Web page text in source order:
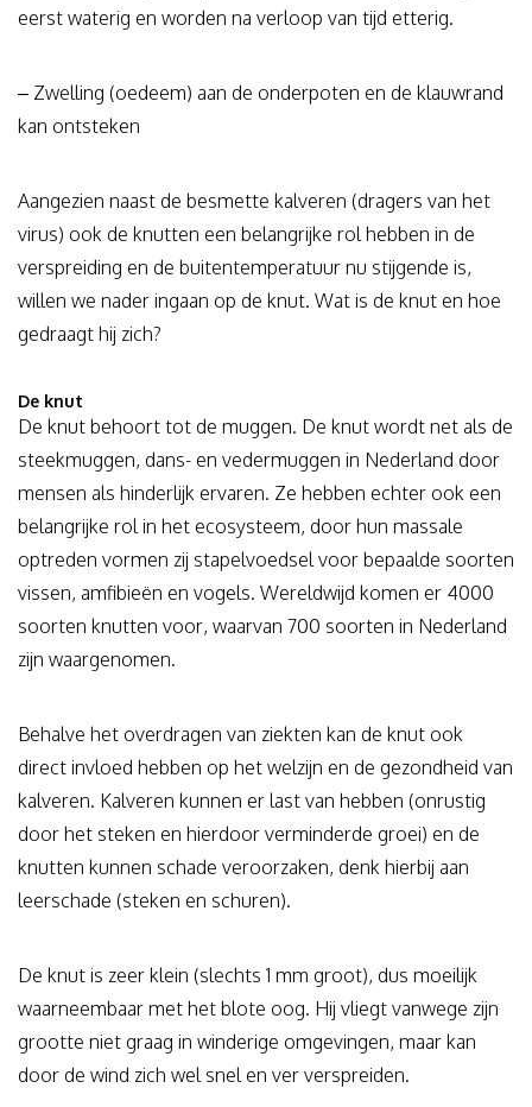
eerst waterig en worden na verloop van tijd etterig.
– Zwelling (oedeem) aan de onderpoten en de klauwrand
kan ontsteken
Aangezien naast de besmette kalveren (dragers van het
virus) ook de knutten een belangrijke rol hebben in de
verspreiding en de buitentemperatuur nu stijgende is,
willen we nader ingaan op de knut. Wat is de knut en hoe
gedraagt hij zich?
De knut
De knut behoort tot de muggen. De knut wordt net als de
steekmuggen, dans- en vedermuggen in Nederland door
mensen als hinderlijk ervaren. Ze hebben echter ook een
belangrijke rol in het ecosysteem, door hun massale
optreden vormen zij stapelvoedsel voor bepaalde soorten
vissen, amfibieën en vogels. Wereldwijd komen er 4000
soorten knutten voor, waarvan 700 soorten in Nederland
zijn waargenomen.
Behalve het overdragen van ziekten kan de knut ook
direct invloed hebben op het welzijn en de gezondheid van
kalveren. Kalveren kunnen er last van hebben (onrustig
door het steken en hierdoor verminderde groei) en de
knutten kunnen schade veroorzaken, denk hierbij aan
leerschade (steken en schuren).
De knut is zeer klein (slechts 1 mm groot), dus moeilijk
waarneembaar met het blote oog. Hij vliegt vanwege zijn
grootte niet graag in winderige omgevingen, maar kan
door de wind zich wel snel en ver verspreiden.